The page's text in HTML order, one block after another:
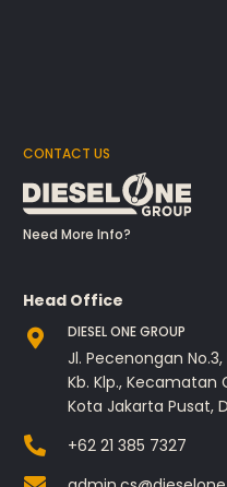
CONTACT US
Need More Info?
Head Office
DIESEL ONE GROUP
Jl. Pecenongan No.3,
Kb. Klp., Kecamatan
Kota Jakarta Pusat,
+62 21 385 7327